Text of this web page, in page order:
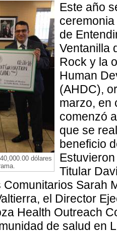
dólares
Este año
de
Ventanilla
Rock y la
Human
(AHDC),
marzo, en
comenzó
que se
beneficio
Titular
Comunitarios Sarah
el Director
Health Outreach
de salud en